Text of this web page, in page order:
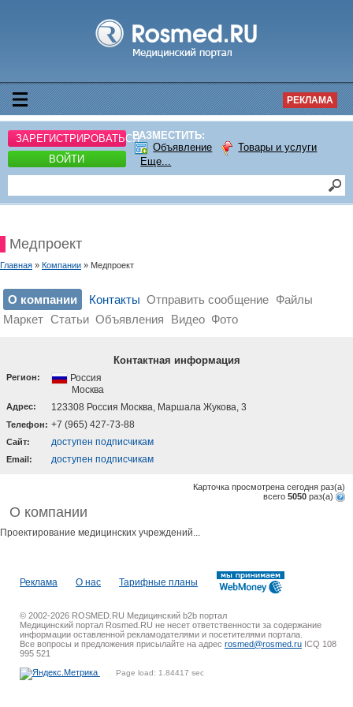
РЕКЛАМА
ЗАРЕГИСТРИРОВАТЬСЯ
ВОЙТИ
РАЗМЕСТИТЬ:
Объявление
Товары и услуги
Еще...
Медпроект
Главная » Компании » Медпроект
О компании Контакты Отправить сообщение Файлы
Маркет Статьи Объявления Видео Фото
Контактная информация
Регион:
Россия
Москва
Адрес: 123308 Россия Москва, Маршала Жукова, 3
Телефон: +7 (965) 427-73-88
Cайт: доступен подписчикам
Email: доступен подписчикам
Карточка просмотрена сегодня раз(a)
всего 5050 раз(a)
О компании
Проектирование медицинских учреждений...
Реклама О нас Тарифные планы
© 2002-2026 ROSMED.RU Медицинский b2b портал
Медицинский портал Rosmed.RU не несет ответственности за содержание
информации оставленной рекламодателями и посетителями портала.
Все вопросы и предложения присылайте на адрес rosmed@rosmed.ru ICQ 108
995 521
Page load: 1.84417 sec